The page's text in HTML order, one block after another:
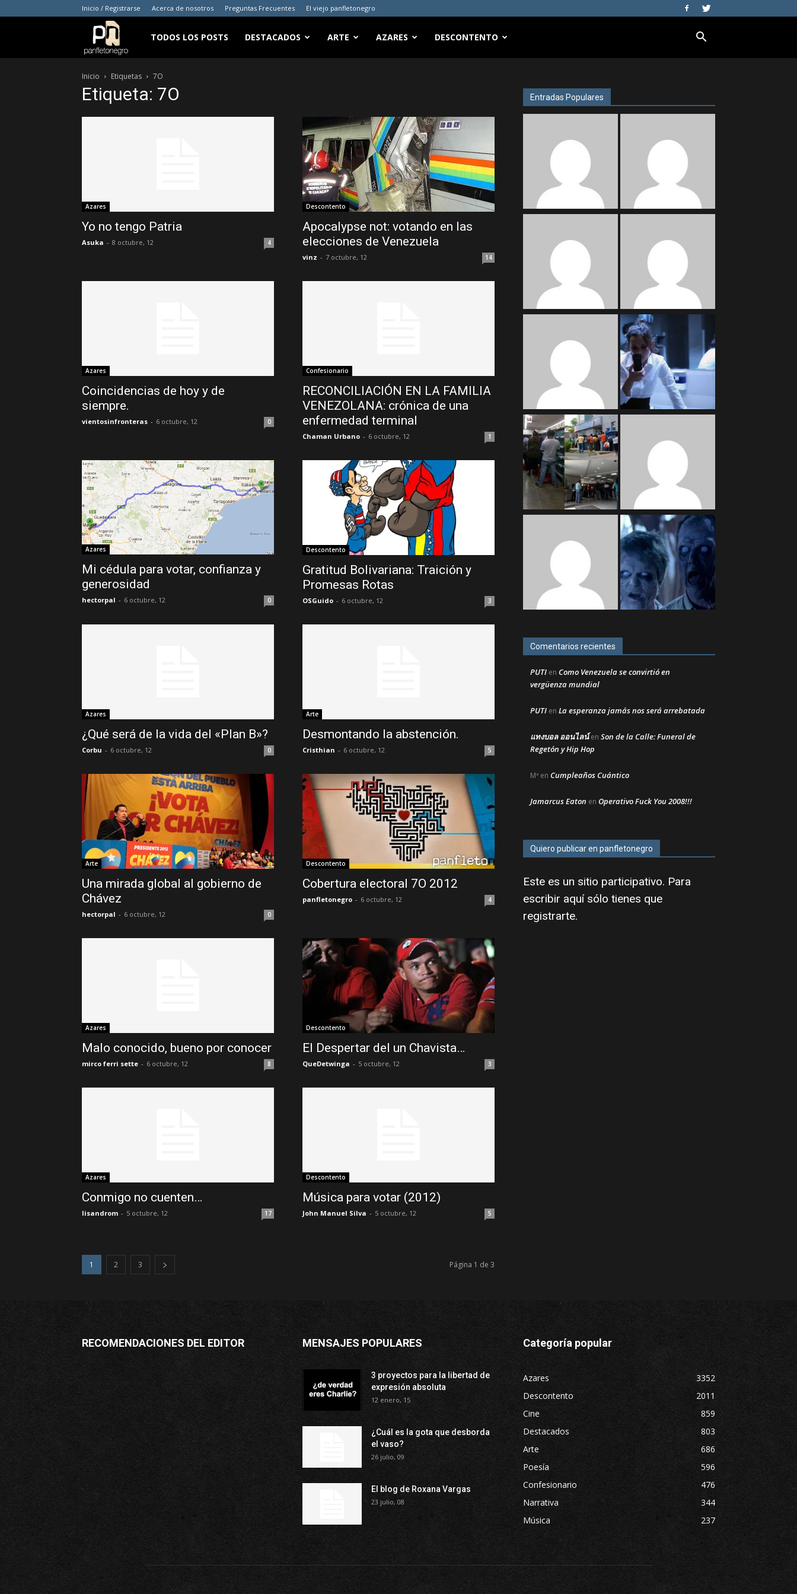
Inicio / Registrarse Acerca de nosotros Preguntas Frecuentes El viejo panfletonegro
panfletonegro
TODOS LOS POSTS DESTACADOS ARTE AZARES DESCONTENTO
Inicio Etiquetas 7O
Etiqueta: 7O
Azares
Yo no tengo Patria
Asuka - 8 octubre, 12 4
Descontento
Apocalypse not: votando en las
elecciones de Venezuela
vinz - 7 octubre, 12 14
Azares
Coincidencias de hoy y de
siempre.
vientosinfronteras - 6 octubre, 12 0
Confesionario
RECONCILIACIÓN EN LA FAMILIA
VENEZOLANA: crónica de una
enfermedad terminal
Chaman Urbano - 6 octubre, 12 1
Azares
Mi cédula para votar, confianza y
generosidad
hectorpal - 6 octubre, 12 0
Descontento
Gratitud Bolivariana: Traición y
Promesas Rotas
OSGuido - 6 octubre, 12 3
Azares
¿Qué será de la vida del «Plan B»?
Corbu - 6 octubre, 12 0
Arte
Desmontando la abstención.
Cristhian - 6 octubre, 12 5
Arte
Una mirada global al gobierno de
Chávez
hectorpal - 6 octubre, 12 0
Descontento
Cobertura electoral 7O 2012
panfletonegro - 6 octubre, 12 4
Azares
Malo conocido, bueno por conocer
mirco ferri sette - 6 octubre, 12 8
Descontento
El Despertar del un Chavista…
QueDetwinga - 5 octubre, 12 3
Azares
Conmigo no cuenten…
lisandrom - 5 octubre, 12 17
Descontento
Música para votar (2012)
John Manuel Silva - 5 octubre, 12 5
1 2 3 Página 1 de 3
Entradas Populares
Comentarios recientes
PUTI en Como Venezuela se convirtió en
vergüenza mundial
PUTI en La esperanza jamás nos será arrebatada
แทงบอล ออนไลน์en Son de la Calle: Funeral de
Regetón y Hip Hop
Mª en Cumpleaños Cuántico
Jamarcus Eaton en Operativo Fuck You 2008!!!
Quiero publicar en panfletonegro
Este es un sitio participativo. Para
escribir aquí sólo tienes que
registrarte.
RECOMENDACIONES DEL EDITOR MENSAJES POPULARES
3 proyectos para la libertad de
expresión absoluta
12 enero, 15
¿Cuál es la gota que desborda
el vaso?
26 julio, 09
El blog de Roxana Vargas
23 julio, 08
Categoría popular
Azares
3352
Descontento
2011
Cine
859
Destacados
803
Arte
686
Poesía
596
Confesionario
476
Narrativa
344
Música
237